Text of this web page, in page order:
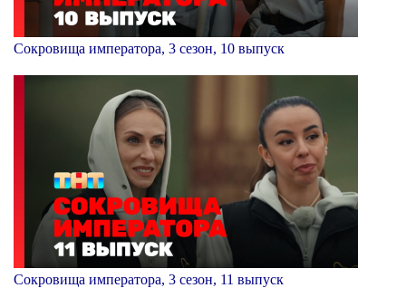
Сокровища императора, 3 сезон, 10 выпуск
Сокровища императора, 3 сезон, 11 выпуск